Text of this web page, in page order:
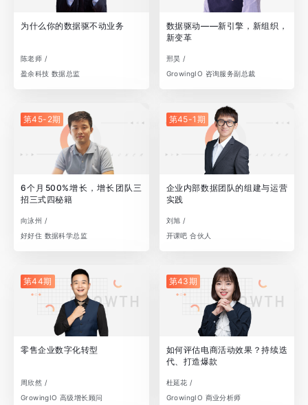
为什么你的数据驱不动业务
陈老师 /
盈余科技 数据总监
数据驱动——新引擎，新组织，
新变革
邢昊 /
GrowingIO 咨询服务副总裁
第45-2期
6个月500%增长，增长团队三
招三式四秘籍
向泳州 /
好好住 数据科学总监
第45-1期
企业内部数据团队的组建与运营
实践
刘旭 /
开课吧 合伙人
第44期
零售企业数字化转型
周欣然 /
GrowingIO 高级增长顾问
第43期
如何评估电商活动效果？持续迭
代、打造爆款
杜延花 /
GrowingIO 商业分析师